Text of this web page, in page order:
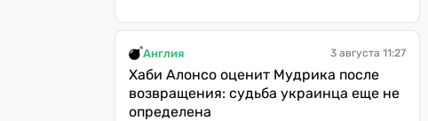
Англия 3 августа 11:27
Хаби Алонсо оценит Мудрика после
возвращения: судьба украинца еще не
определена